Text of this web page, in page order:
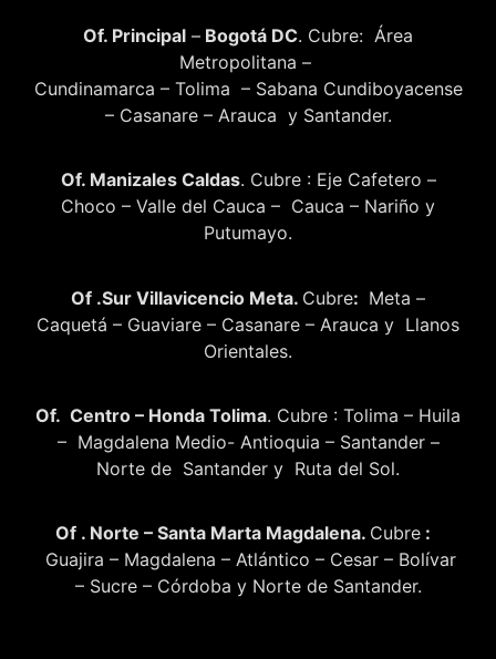
Of. Principal – Bogotá DC. Cubre: Área
Metropolitana –
Cundinamarca – Tolima – Sabana Cundiboyacense
– Casanare – Arauca y Santander.
Of. Manizales Caldas. Cubre : Eje Cafetero –
Choco – Valle del Cauca – Cauca – Nariño y
Putumayo.
Of .Sur Villavicencio Meta. Cubre: Meta –
Caquetá – Guaviare – Casanare – Arauca y Llanos
Orientales.
Of. Centro – Honda Tolima. Cubre : Tolima – Huila
– Magdalena Medio- Antioquia – Santander –
Norte de Santander y Ruta del Sol.
Of . Norte – Santa Marta Magdalena. Cubre :
Guajira – Magdalena – Atlántico – Cesar – Bolívar
– Sucre – Córdoba y Norte de Santander.